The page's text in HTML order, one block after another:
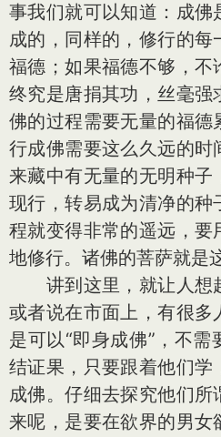
事我们就可以知道：成
成的，同样的，修行的
福德；如果福德不够，不
终究是唐捐其功，丝毫
佛的过程需要无量的福德
行成佛需要这么久远的时
来藏中有无量的无明种
现行，转易成为清净的种
程就变得非常的遥远，
地修行。诸佛的菩萨就是
讲到这里，就让人想
或者说在市面上，有很多
是可以“即身成佛”，不
结证果，只要跟着他们学
成佛。仔细去探究他们
来呢，是要在欲界的男